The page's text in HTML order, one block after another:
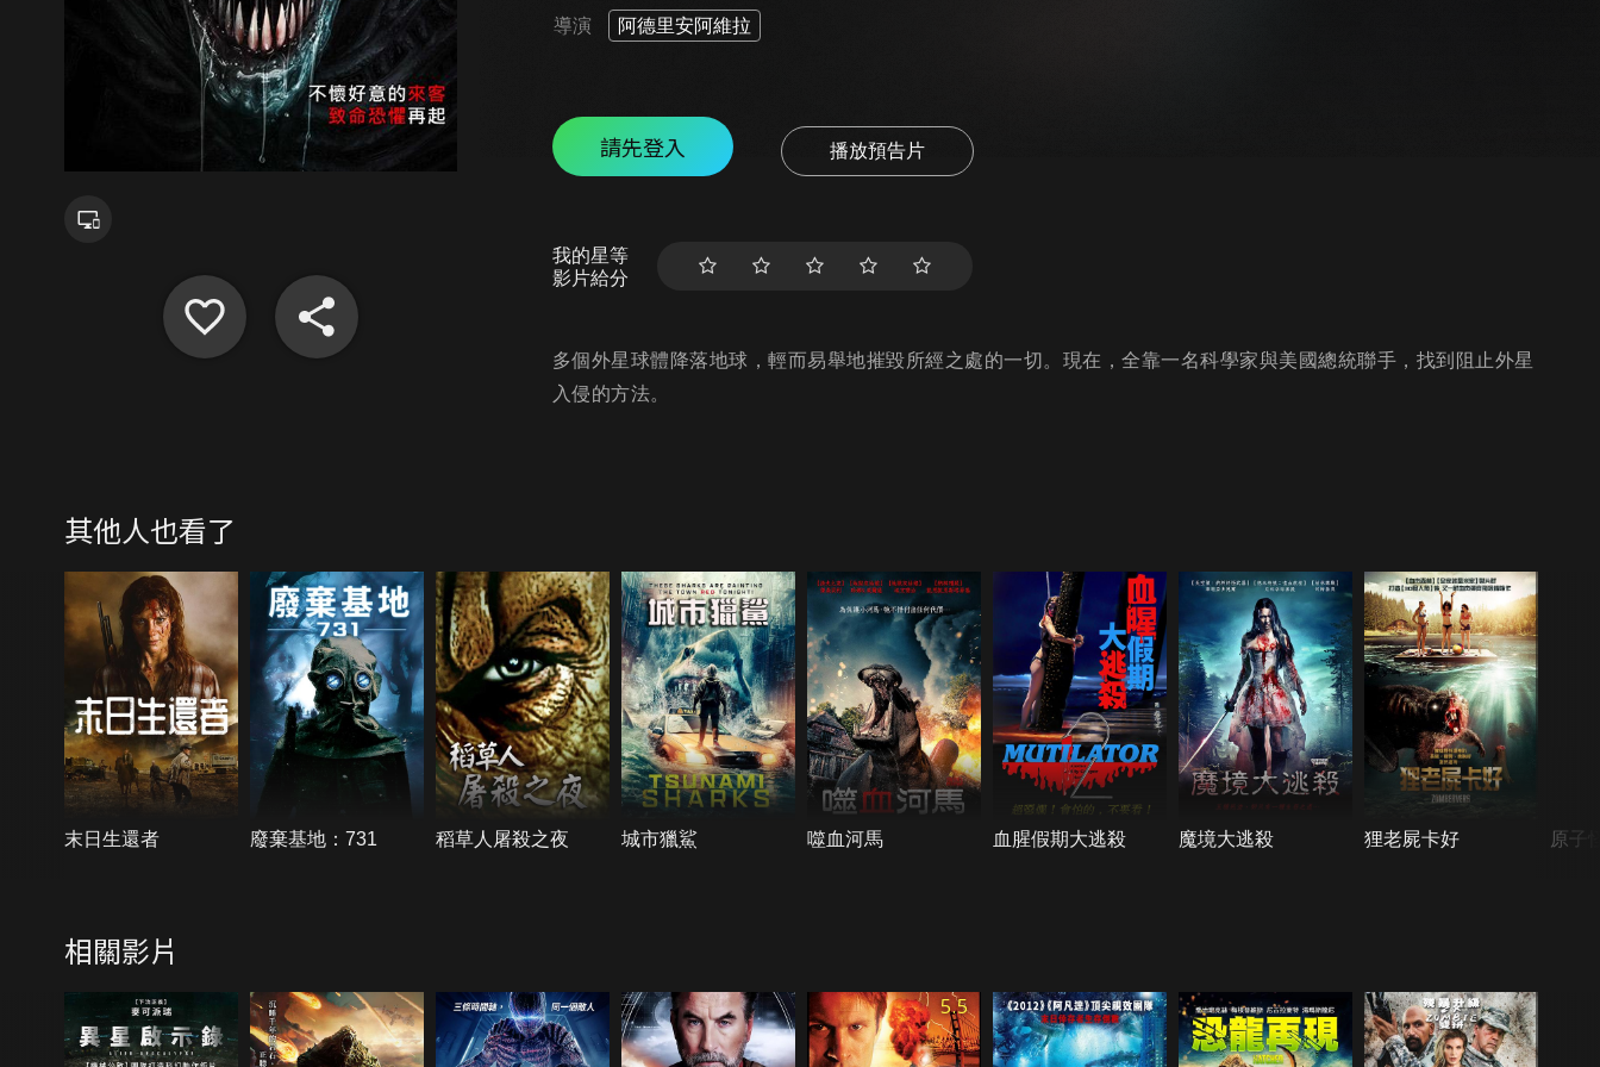
導演 阿德里安阿維拉
請先登入 播放預告片
我的星等
影片給分
多個外星球體降落地球，輕而易舉地摧毀所經之處的一切。現在，全靠一名科學家與美國總統聯手，找到阻止外星
入侵的方法。
其他人也看了
末日生還者 廢棄基地：731 稻草人屠殺之夜 城市獵鯊 噬血河馬 血腥假期大逃殺 魔境大逃殺 狸老屍卡好 原子
相關影片
5.5